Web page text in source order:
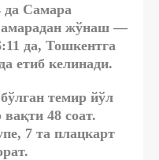
да Самара
жўнаш —
да, Тошкентга
етиб келинади.
темир йўл
48 соат.
7 та плацкарт